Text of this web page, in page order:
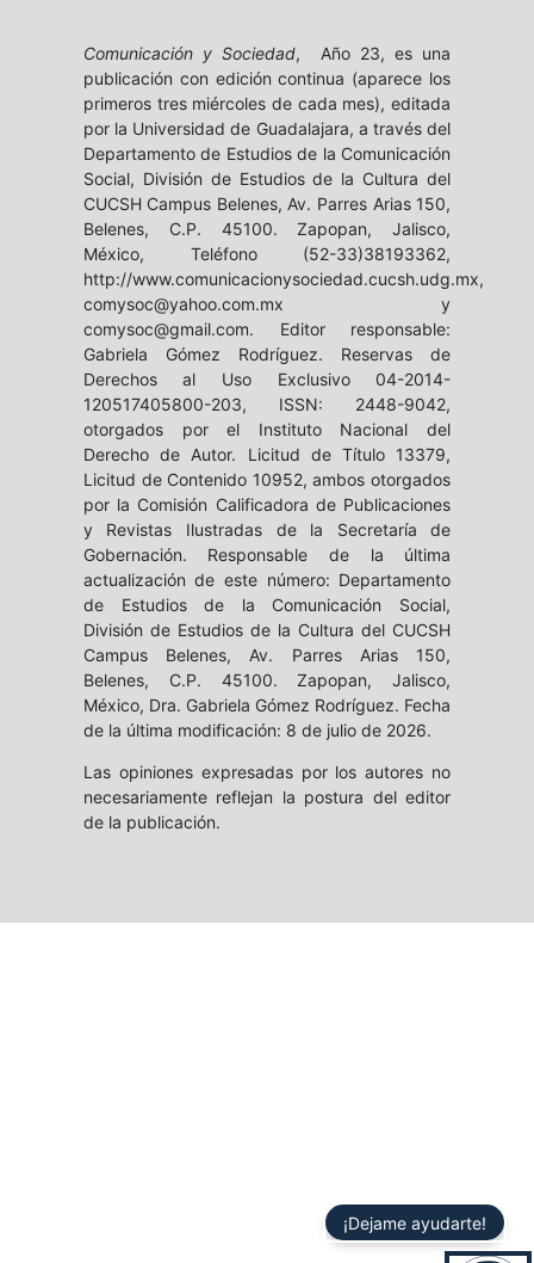
Comunicación y Sociedad, Año 23, es una
publicación con edición continua (aparece los
primeros tres miércoles de cada mes), editada
por la Universidad de Guadalajara, a través del
Departamento de Estudios de la Comunicación
Social, División de Estudios de la Cultura del
CUCSH Campus Belenes, Av. Parres Arias 150,
Belenes, C.P. 45100. Zapopan, Jalisco,
México, Teléfono (52-33)38193362,
http://www.comunicacionysociedad.cucsh.udg.mx,
comysoc@yahoo.com.mx y
comysoc@gmail.com. Editor responsable:
Gabriela Gómez Rodríguez. Reservas de
Derechos al Uso Exclusivo 04-2014-
120517405800-203, ISSN: 2448-9042,
otorgados por el Instituto Nacional del
Derecho de Autor. Licitud de Título 13379,
Licitud de Contenido 10952, ambos otorgados
por la Comisión Calificadora de Publicaciones
y Revistas Ilustradas de la Secretaría de
Gobernación. Responsable de la última
actualización de este número: Departamento
de Estudios de la Comunicación Social,
División de Estudios de la Cultura del CUCSH
Campus Belenes, Av. Parres Arias 150,
Belenes, C.P. 45100. Zapopan, Jalisco,
México, Dra. Gabriela Gómez Rodríguez. Fecha
de la última modificación: 8 de julio de 2026.
Las opiniones expresadas por los autores no
necesariamente reflejan la postura del editor
de la publicación.
¡Dejame ayudarte!